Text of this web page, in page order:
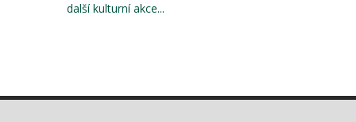
další kulturní akce...